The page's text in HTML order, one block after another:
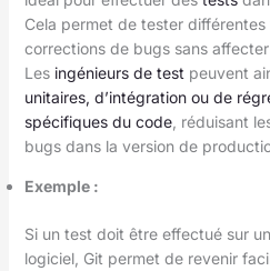
Cela permet de tester
corrections de bugs sans
Les ingénieurs de test peuvent
unitaires, d’intégration ou de
spécifiques du code, réduisant
bugs dans la version de
Exemple :
Si un test doit être effectué sur
logiciel, Git permet de revenir